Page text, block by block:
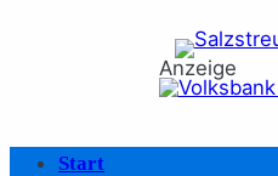
Anzeige
Start